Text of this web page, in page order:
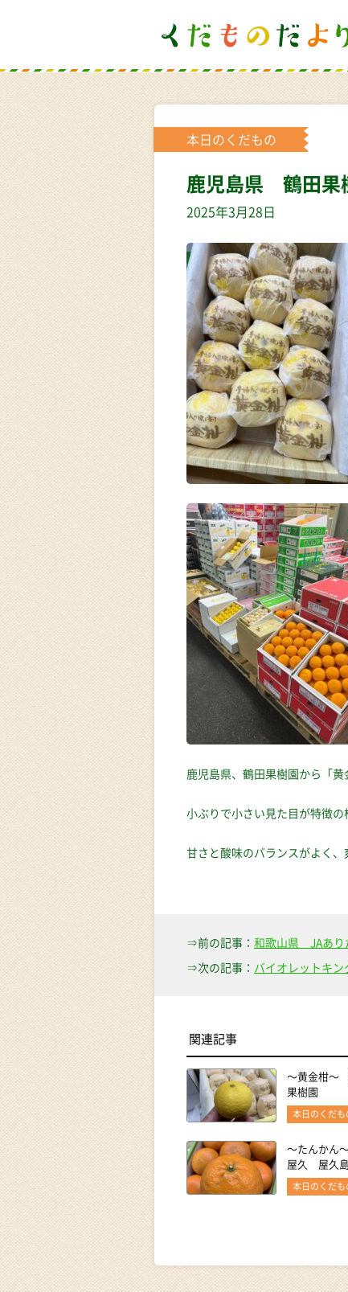
本日のくだもの
鹿児島県 鶴田
2025年3月28日
鹿児島県、鶴田果樹園から「
小ぶりで小さい見た目が特徴の
甘さと酸味のバランスがよく
⇒前の記事： 和歌山県 JAあり
⇒次の記事： バイオレットキ
関連記事
〜黄金柑
果樹園
本日のくだも
〜たんかん
屋久 屋久島
本日のくだも